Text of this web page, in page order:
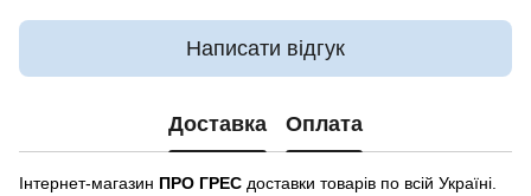
Написати відгук
Доставка Оплата
Інтернет-магазин ПРО ГРЕС доставки товарів по всій Україні.